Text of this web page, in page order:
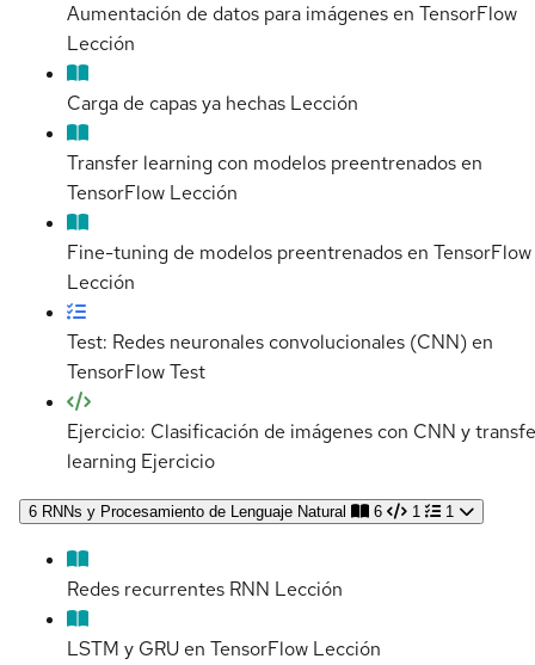
Aumentación de datos para imágenes en TensorFlow
Lección
Carga de capas ya hechas Lección
Transfer learning con modelos preentrenados en
TensorFlow Lección
Fine-tuning de modelos preentrenados en TensorFlow
Lección
Test: Redes neuronales convolucionales (CNN) en
TensorFlowTest
Ejercicio: Clasificación de imágenes con CNN y
learning Ejercicio
6 RNNs y Procesamiento de Lenguaje Natural 6 1 1
Redes recurrentes RNN Lección
LSTM y GRU en TensorFlow Lección